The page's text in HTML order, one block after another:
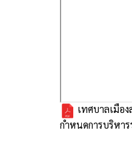
เทศบาลเมือ
กำหนดการบริหา